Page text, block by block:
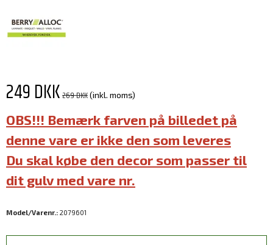
249 DKK269 DKK(inkl. moms)
OBS!!! Bemærk farven på billedet på
denne vare er ikke den som leveres
Du skal købe den decor som passer til
dit gulv med vare nr.
Model/Varenr.: 2079601